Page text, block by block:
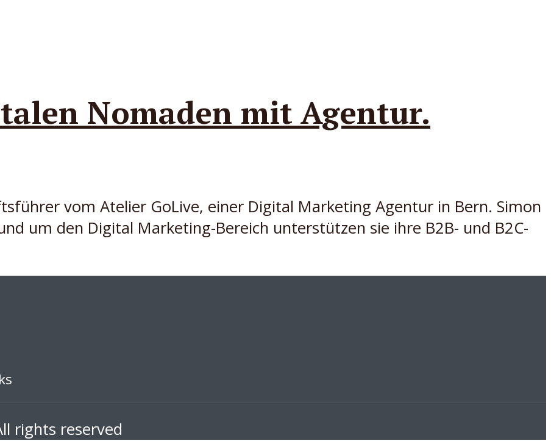
Nomaden mit Agentur.
vom Atelier GoLive, einer Digital Marketing Agentur in Bern. Simon
um den Digital Marketing-Bereich unterstützen sie ihre B2B- und B2C-
rights reserved